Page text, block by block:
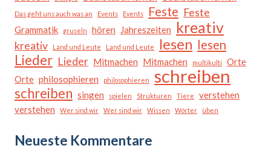
Das geht uns auch was an Events Events Feste Feste
Grammatik gruseln hören Jahreszeiten kreativ
kreativ Land und Leute Land und Leute lesen lesen
Lieder Lieder Mitmachen Mitmachen multikulti
Orte
Orte philosophieren philosophieren schreiben
schreiben singen spielen Strukturen Tiere
verstehen
verstehen
Wer sind wir Wer sind wir Wissen Wörter üben
Neueste Kommentare